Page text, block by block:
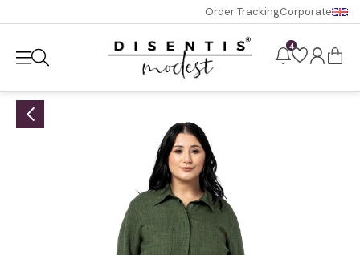
Order TrackingCorporate
4